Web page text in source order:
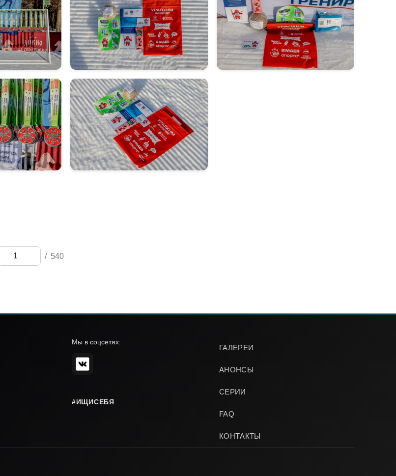
/ 540
ГАЛЕРЕИ
АНОНСЫ
СЕРИИ
FAQ
КОНТАКТЫ
Мы в соцсетях:
#ИЩИСЕБЯ